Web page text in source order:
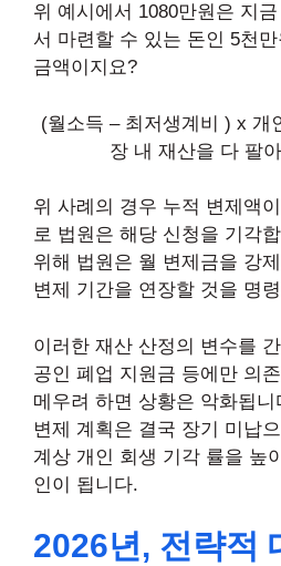
위 예시에서 1080만원은 지
서 마련할 수 있는 돈인 5천
금액이지요?
(월소득 – 최저생계비 ) x 개
장 내 재산을 다 팔
위 사례의 경우 누적 변제액
로 법원은 해당 신청을 기각
위해 법원은 월 변제금을 강
변제 기간을 연장할 것을 명
이러한 재산 산정의 변수를
공인 폐업 지원금 등에만 의
메우려 하면 상황은 악화됩
변제 계획은 결국 장기 미납
계상 개인 회생 기각 률을 높
인이 됩니다.
2026년, 전략적